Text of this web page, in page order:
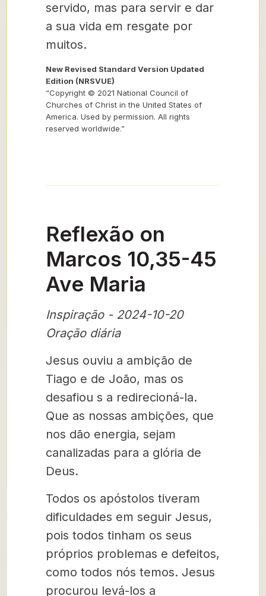
servido, mas para servir e dar
a sua vida em resgate por
muitos.
New Revised Standard Version Updated
Edition (NRSVUE)
“Copyright © 2021 National Council of
Churches of Christ in the United States of
America. Used by permission. All rights
reserved worldwide.”
Reflexão on
Marcos 10,35-45
Ave Maria
Inspiração - 2024-10-20
Oração diária
Jesus ouviu a ambição de
Tiago e de João, mas os
desafiou s a redirecioná-la.
Que as nossas ambições, que
nos dão energia, sejam
canalizadas para a glória de
Deus.
Todos os apóstolos tiveram
dificuldades em seguir Jesus,
pois todos tinham os seus
próprios problemas e defeitos,
como todos nós temos. Jesus
procurou levá-los a